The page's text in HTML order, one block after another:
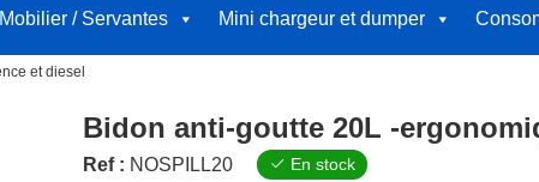
Mobilier / Servantes Mini chargeur et dumper
et diesel
Bidon anti-goutte 20L -
Ref : NOSPILL20 En stock